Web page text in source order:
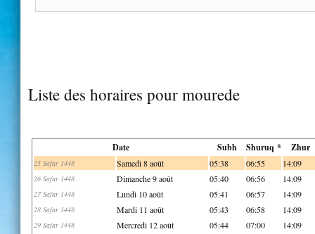
Liste des horaires pour mourede
Date Subh Shuruq * Zhur
25 Safar 1448 Samedi 8 août 05:38 06:55 14:09
26 Safar 1448 Dimanche 9 août 05:40 06:56 14:09
27 Safar 1448 Lundi 10 août 05:41 06:57 14:09
28 Safar 1448 Mardi 11 août 05:43 06:58 14:09
29 Safar 1448 Mercredi 12 août 05:44 07:00 14:09